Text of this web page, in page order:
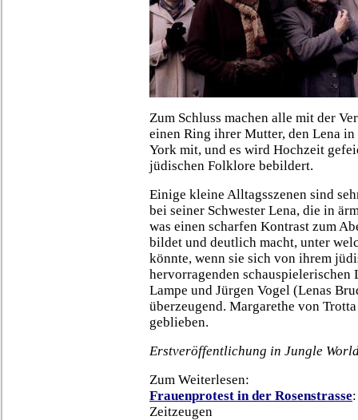
Zum Schluss machen alle mit der
einen Ring ihrer Mutter, den Lena
York mit, und es wird Hochzeit
jüdischen Folklore bebildert.
Einige kleine Alltagsszenen sind
bei seiner Schwester Lena, die in
was einen scharfen Kontrast zum
bildet und deutlich macht, unter
könnte, wenn sie sich von ihrem
hervorragenden
Lampe und Jürgen Vogel (Lenas
überzeugend. Margarethe von
geblieben.
Erstveröffentlichung in Jungle
Zum Weiterlesen:
Frauenprotest in der Rosenstrasse
Zeitzeugen